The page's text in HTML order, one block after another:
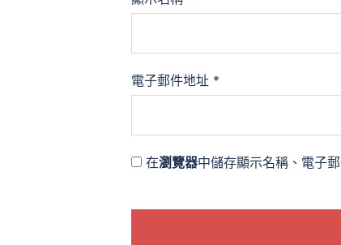
電子郵件地址 *
在瀏覽器中儲存顯示名稱、電子